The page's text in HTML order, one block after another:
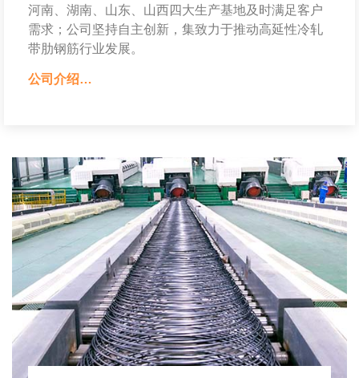
河南、湖南、山东、山西四大生产基地及时满足客户
需求；公司坚持自主创新，集致力于推动高延性冷轧
带肋钢筋行业发展。
公司介绍…